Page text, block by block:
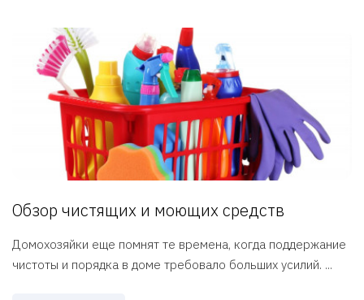
Обзор чистящих и моющих средств
Домохозяйки еще помнят те времена, когда поддержание
чистоты и порядка в доме требовало больших усилий. ...